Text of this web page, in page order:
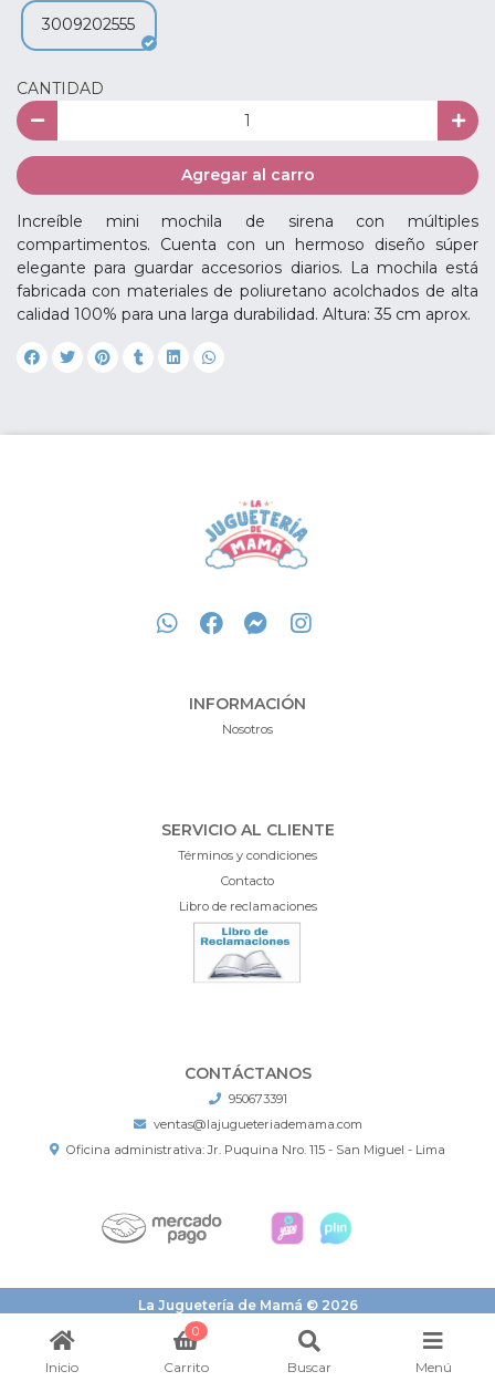
3009202555
CANTIDAD
Agregar al carro
Increíble mini mochila de sirena con múltiples
compartimentos. Cuenta con un hermoso diseño súper
elegante para guardar accesorios diarios. La mochila está
fabricada con materiales de poliuretano acolchados de alta
calidad 100% para una larga durabilidad. Altura: 35 cm aprox.
INFORMACIÓN
Nosotros
SERVICIO AL CLIENTE
Términos y condiciones
Contacto
Libro de reclamaciones
CONTÁCTANOS
950673391
ventas@lajugueteriademama.com
Oficina administrativa: Jr. Puquina Nro. 115 - San Miguel - Lima
La Juguetería de Mamá © 2026
¿Te gusta mi tienda? Yo vendo con
Inicio
0
Carrito Buscar Menú